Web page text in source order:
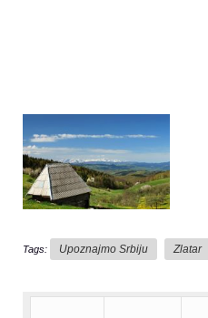
Tags: Upoznajmo Srbiju Zlatar